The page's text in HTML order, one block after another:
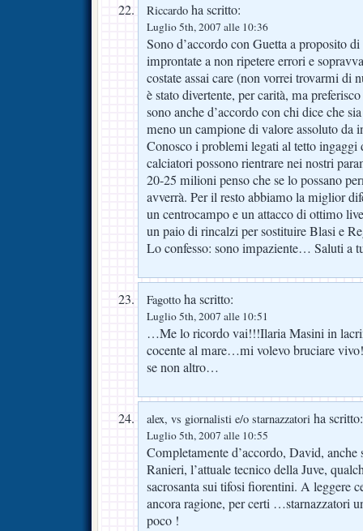
Riccardo ha scritto:
Luglio 5th, 2007 alle 10:36
Sono d’accordo con Guetta a proposito
improntate a non ripetere errori e
costate assai care (non vorrei trovarmi di
è stato divertente, per carità, ma
sono anche d’accordo con chi dice che
meno un campione di valore assoluto da
Conosco i problemi legati al tetto ingaggi
calciatori possono rientrare nei nostri
20-25 milioni penso che se lo possano
avverrà. Per il resto abbiamo la miglior
un centrocampo e un attacco di ottimo
un paio di rincalzi per sostituire Blasi e
Lo confesso: sono impaziente… Saluti a
Fagotto ha scritto:
Luglio 5th, 2007 alle 10:51
…Me lo ricordo vai!!!Ilaria Masini in
cocente al mare…mi volevo bruciare
se non altro…
alex, vs giornalisti e/o starnazzatori ha scritto:
Luglio 5th, 2007 alle 10:55
Completamente d’accordo, David, anche
Ranieri, l’attuale tecnico della Juve,
sacrosanta sui tifosi fiorentini. A leggere
ancora ragione, per certi …starnazzatori
poco !